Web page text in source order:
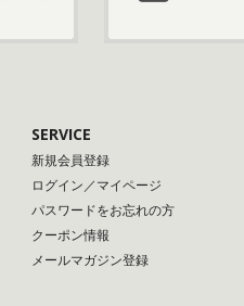
SERVICE
新規会員登録
ログイン／マイページ
パスワードをお忘れの方
クーポン情報
メールマガジン登録